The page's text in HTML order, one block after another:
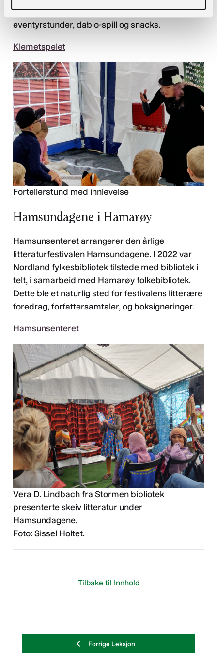
kunne lokke med Makerspace-aktiviteter,
eventyrstunder, dablo-spill og snacks.
Klemetspelet
Fortellerstund med innlevelse
Hamsundagene i Hamarøy
Hamsunsenteret arrangerer den årlige
litteraturfestivalen Hamsundagene. I 2022 var
Nordland fylkesbibliotek tilstede med bibliotek i
telt, i samarbeid med Hamarøy folkebibliotek.
Dette ble et naturlig sted for festivalens litterære
foredrag, forfattersamtaler, og boksigneringer.
Hamsunsenteret
Vera D. Lindbach fra Stormen bibliotek
presenterte skeiv litteratur under
Hamsundagene.
Foto: Sissel Holtet.
Forrige Leksjon
Tilbake til Innhold